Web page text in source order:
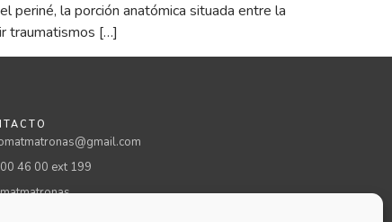
periné, la porción anatómica situada entre la
traumatismos […]
46 00 ext 199